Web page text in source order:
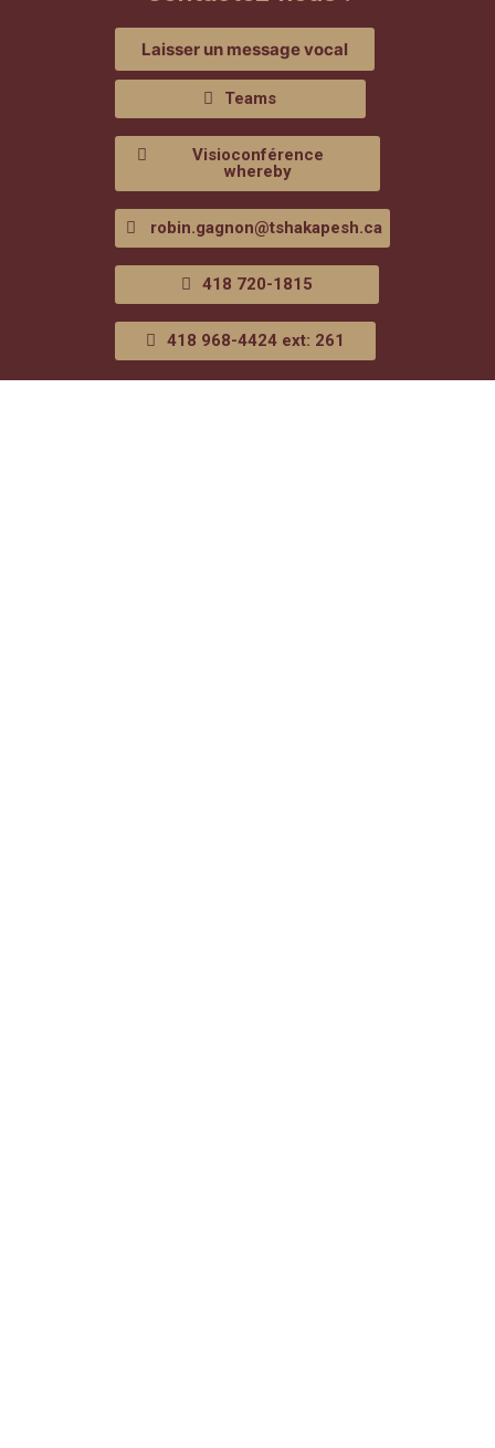
Laisser un message vocal
Teams
Visioconférence
whereby
robin.gagnon@tshakapesh.ca
418 720-1815
418 968-4424 ext: 261